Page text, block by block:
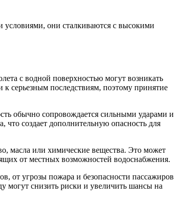
условиями, они сталкиваются с высокими
с водной поверхностью могут возникать
серьезным последствиям, поэтому принятие
обычно сопровождается сильными ударами и
создает дополнительную опасность для
масла или химические вещества. Это может
от местных возможностей водоснабжения.
от угрозы пожара и безопасности пассажиров
могут снизить риски и увеличить шансы на